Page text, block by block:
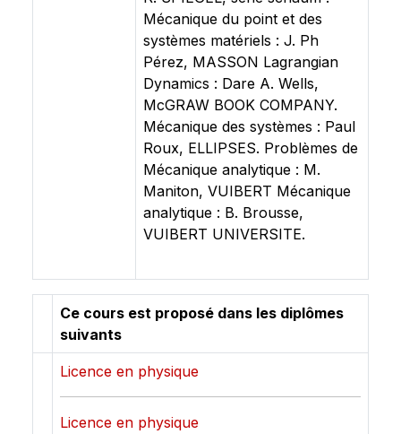
Mécanique du point et des
systèmes matériels : J. Ph
Pérez, MASSON Lagrangian
Dynamics : Dare A. Wells,
McGRAW BOOK COMPANY.
Mécanique des systèmes : Paul
Roux, ELLIPSES. Problèmes de
Mécanique analytique : M.
Maniton, VUIBERT Mécanique
analytique : B. Brousse,
VUIBERT UNIVERSITE.
Ce cours est proposé dans les diplômes
suivants
Licence en physique
Licence en physique